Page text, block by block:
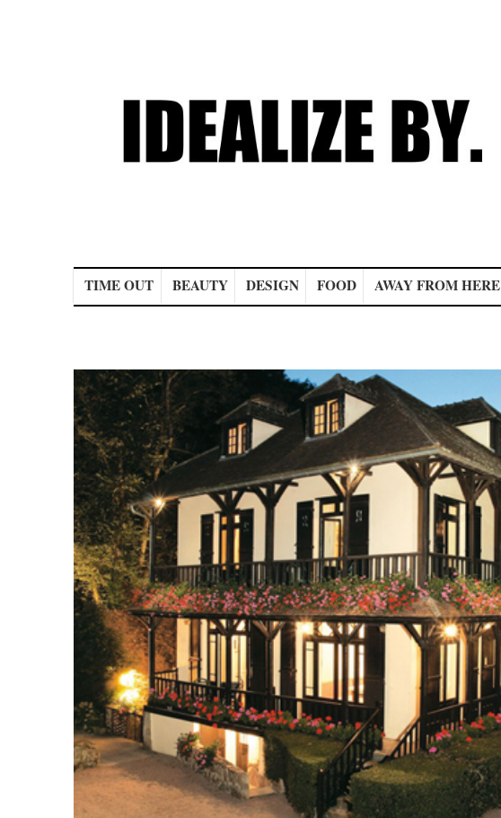
TIME OUT BEAUTY DESIGN FOOD AWAY FROM HERE
Post navigation